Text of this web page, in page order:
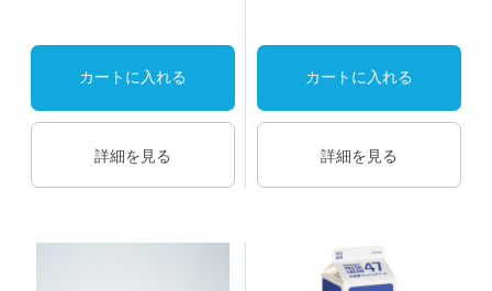
カートに入れる
詳細を見る
カートに入れる
詳細を見る